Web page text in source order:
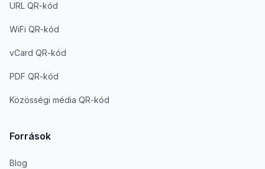
URL QR-kód
WiFi QR-kód
vCard QR-kód
PDF QR-kód
Közösségi média QR-kód
Források
Blog